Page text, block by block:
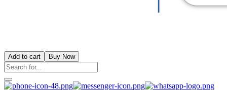
Add to cart Buy Now